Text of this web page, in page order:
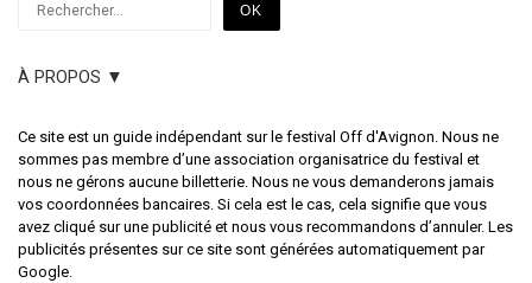
OK
À PROPOS ▼
Ce site est un guide indépendant sur le festival Off d'Avignon. Nous ne
sommes pas membre d’une association organisatrice du festival et
nous ne gérons aucune billetterie. Nous ne vous demanderons jamais
vos coordonnées bancaires. Si cela est le cas, cela signifie que vous
avez cliqué sur une publicité et nous vous recommandons d’annuler. Les
publicités présentes sur ce site sont générées automatiquement par
Google.